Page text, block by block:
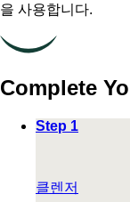
을 사용합니다.
Complete
Step 1
클렌저